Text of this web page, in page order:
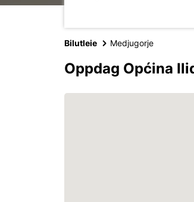
Bilutleie Medjugorje
Oppdag Općina